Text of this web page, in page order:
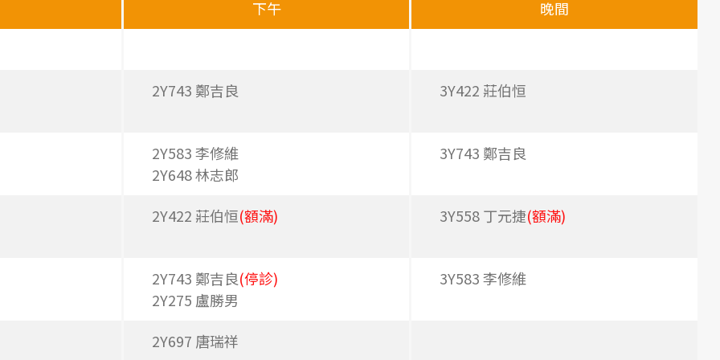
下午 晚間
2Y743 鄭吉良 3Y422 莊伯恒
2Y583 李修維
2Y648 林志郎
3Y743 鄭吉良
2Y422 莊伯恒(額滿) 3Y558 丁元捷(額滿)
2Y743 鄭吉良(停診)
2Y275 盧勝男
3Y583 李修維
2Y697 唐瑞祥